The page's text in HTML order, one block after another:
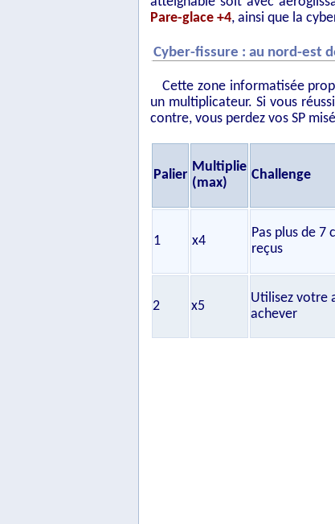
Pare-glace +4, ainsi que la
Cyber-fissure : au nord-est
Cette zone informatisée
un multiplicateur. Si vous
contre, vous perdez vos SP
Palier
Multiplie
(max)
Challenge
1 x4
Pas plus de 7
reçus
2 x5
Utilisez votre
achever